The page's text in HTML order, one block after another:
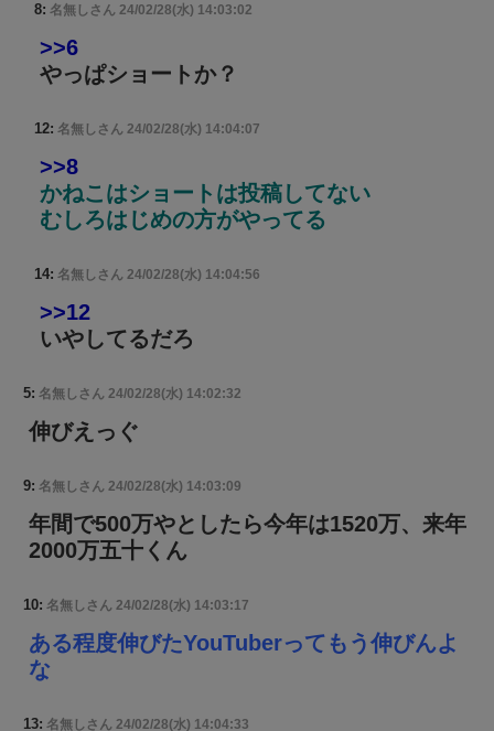
8: 名無しさん 24/02/28(水) 14:03:02
>>6
やっぱショートか？
12: 名無しさん 24/02/28(水) 14:04:07
>>8
かねこはショートは投稿してない
むしろはじめの方がやってる
14: 名無しさん 24/02/28(水) 14:04:56
>>12
いやしてるだろ
5: 名無しさん 24/02/28(水) 14:02:32
伸びえっぐ
9: 名無しさん 24/02/28(水) 14:03:09
年間で500万やとしたら今年は1520万、来年
2000万五十くん
10: 名無しさん 24/02/28(水) 14:03:17
ある程度伸びたYouTuberってもう伸びんよ
な
13: 名無しさん 24/02/28(水) 14:04:33